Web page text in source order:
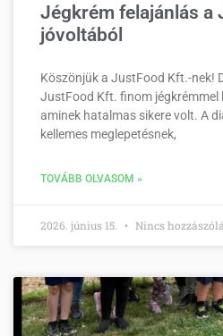
Jégkrém felajánlás a
jóvoltából
Köszönjük a JustFood Kft.-nek!
JustFood Kft. finom jégkrémmel
aminek hatalmas sikere volt. A
kellemes meglepetésnek,
TOVÁBB OLVASOM »
2026. június 15. Nincs